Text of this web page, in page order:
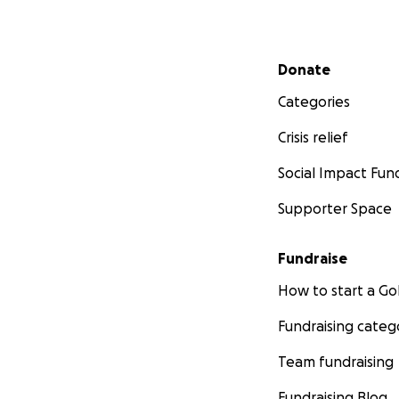
Secondary menu
Donate
Categories
Crisis relief
Social Impact
Supporter Space
Fundraise
How to start a
Fundraising
Team fundraising